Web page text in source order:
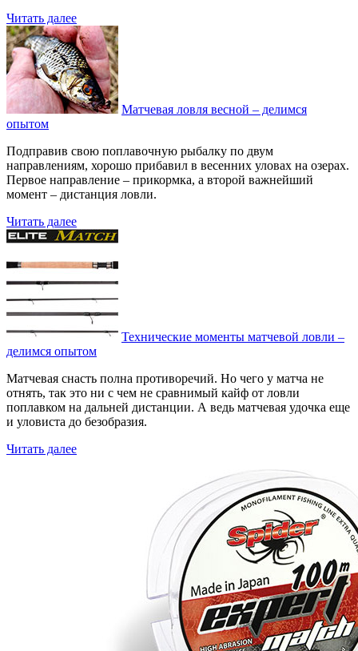
Читать далее
Матчевая ловля весной – делимся
опытом
Подправив свою поплавочную рыбалку по двум
направлениям, хорошо прибавил в весенних уловах на озерах.
Первое направление – прикормка, а второй важнейший
момент – дистанция ловли.
Читать далее
Технические моменты матчевой ловли –
делимся опытом
Матчевая снасть полна противоречий. Но чего у матча не
отнять, так это ни с чем не сравнимый кайф от ловли
поплавком на дальней дистанции. А ведь матчевая удочка еще
и уловиста до безобразия.
Читать далее